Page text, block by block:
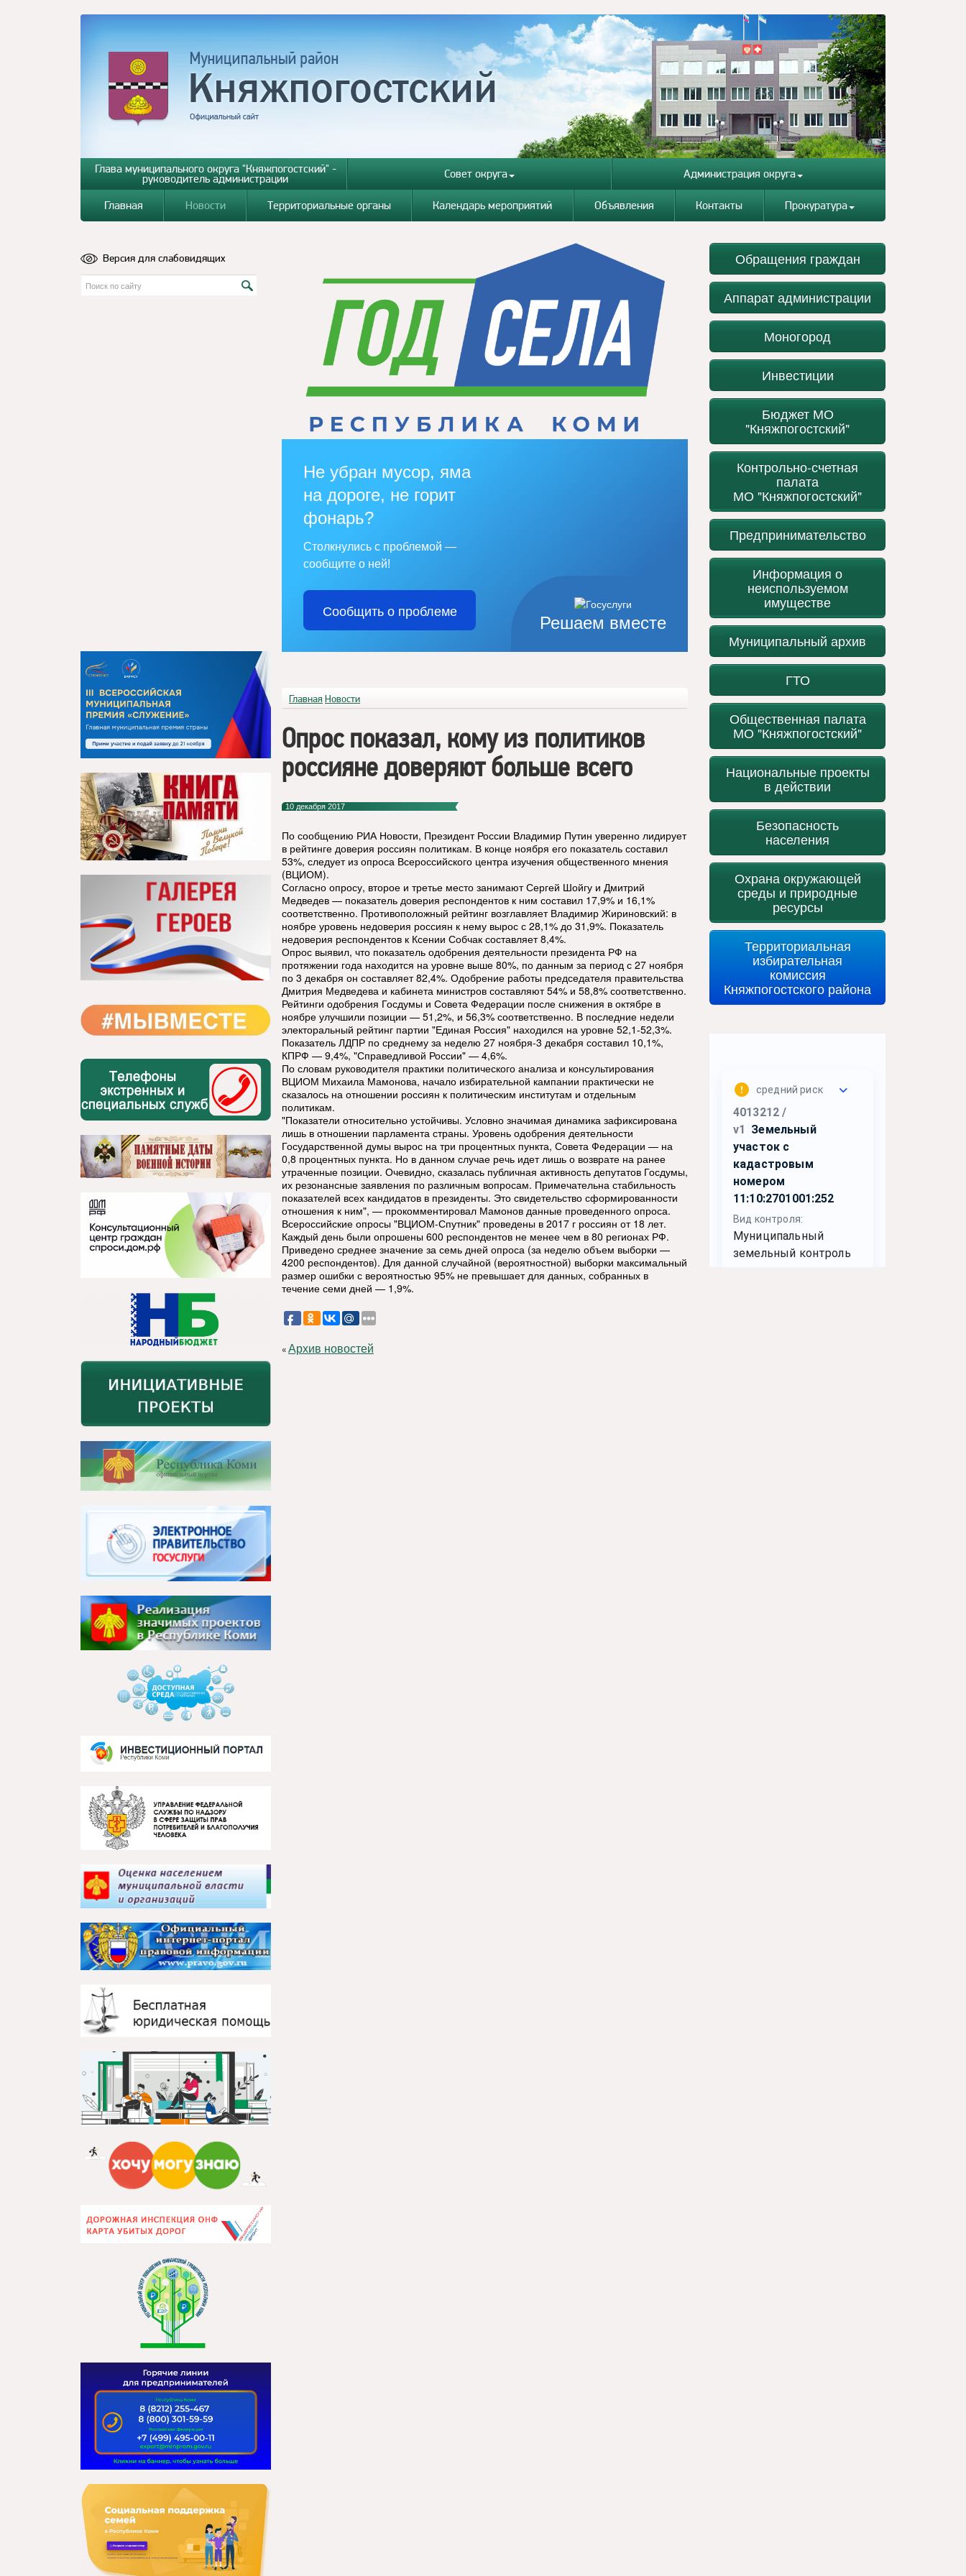
Глава муниципального округа "Княжпогостский" -
руководитель администрации Совет округа Администрация округа
Главная Новости Территориальные органы Календарь мероприятий Объявления Контакты Прокуратура
Версия для слабовидящих
Решаем вместе
Не убран мусор, яма
на дороге, не горит
фонарь?
Столкнулись с проблемой —
сообщите о ней!
Сообщить о проблеме
Главная Новости
Опрос показал, кому из политиков
россияне доверяют больше всего
10 декабря 2017
По сообщению РИА Новости, Президент России Владимир Путин уверенно лидирует
в рейтинге доверия россиян политикам. В конце ноября его показатель составил
53%, следует из опроса Всероссийского центра изучения общественного мнения
(ВЦИОМ).
Согласно опросу, второе и третье место занимают Сергей Шойгу и Дмитрий
Медведев — показатель доверия респондентов к ним составил 17,9% и 16,1%
соответственно. Противоположный рейтинг возглавляет Владимир Жириновский: в
ноябре уровень недоверия россиян к нему вырос с 28,1% до 31,9%. Показатель
недоверия респондентов к Ксении Собчак составляет 8,4%.
Опрос выявил, что показатель одобрения деятельности президента РФ на
протяжении года находится на уровне выше 80%, по данным за период с 27 ноября
по 3 декабря он составляет 82,4%. Одобрение работы председателя правительства
Дмитрия Медведева и кабинета министров составляют 54% и 58,8% соответственно.
Рейтинги одобрения Госдумы и Совета Федерации после снижения в октябре в
ноябре улучшили позиции — 51,2%, и 56,3% соответственно. В последние недели
электоральный рейтинг партии "Единая Россия" находился на уровне 52,1-52,3%.
Показатель ЛДПР по среднему за неделю 27 ноября-3 декабря составил 10,1%,
КПРФ — 9,4%, "Справедливой России" — 4,6%.
По словам руководителя практики политического анализа и консультирования
ВЦИОМ Михаила Мамонова, начало избирательной кампании практически не
сказалось на отношении россиян к политическим институтам и отдельным
политикам.
"Показатели относительно устойчивы. Условно значимая динамика зафиксирована
лишь в отношении парламента страны. Уровень одобрения деятельности
Государственной думы вырос на три процентных пункта, Совета Федерации — на
0,8 процентных пункта. Но в данном случае речь идет лишь о возврате на ранее
утраченные позиции. Очевидно, сказалась публичная активность депутатов Госдумы,
их резонансные заявления по различным вопросам. Примечательна стабильность
показателей всех кандидатов в президенты. Это свидетельство сформированности
отношения к ним", — прокомментировал Мамонов данные проведенного опроса.
Всероссийские опросы "ВЦИОМ-Спутник" проведены в 2017 г россиян от 18 лет.
Каждый день были опрошены 600 респондентов не менее чем в 80 регионах РФ.
Приведено среднее значение за семь дней опроса (за неделю объем выборки —
4200 респондентов). Для данной случайной (вероятностной) выборки максимальный
размер ошибки с вероятностью 95% не превышает для данных, собранных в
течение семи дней — 1,9%.
«Архив новостей
Обращения граждан
Аппарат администрации
Моногород
Инвестиции
Бюджет МО
"Княжпогостский"
Контрольно-счетная
палата
МО "Княжпогостский"
Предпринимательство
Информация о
неиспользуемом
имуществе
Муниципальный архив
ГТО
Общественная палата
МО "Княжпогостский"
Национальные проекты
в действии
Безопасность
населения
Охрана окружающей
среды и природные
ресурсы
Территориальная
избирательная
комиссия
Княжпогостского района